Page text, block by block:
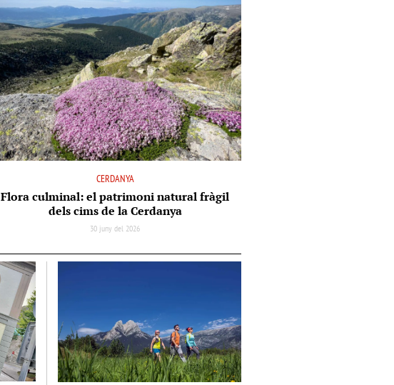
CERDANYA
Flora culminal: el patrimoni natural fràgil
dels cims de la Cerdanya
30 juny del 2026